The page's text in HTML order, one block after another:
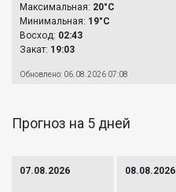
Максимальная: 20°C
Минимальная: 19°C
Восход: 02:43
Закат: 19:03
Обновлено: 06.08.2026 07:08
Прогноз на 5 дней
07.08.2026 08.08.2026